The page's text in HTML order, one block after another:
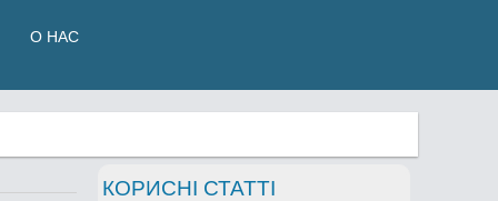
О НАС
КОРИСНІ СТАТТІ